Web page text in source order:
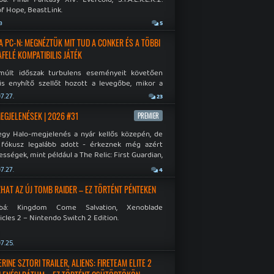
Hope, BeastLink.
5
PC-N: MEGNÉZTÜK MIT TUD A CONKER ÉS A TÖBBI
KOMPATIBILIS JÁTÉK
időszak turbulens eseményeit követően
enyhítő szellőt hozott a levegőbe, mikor a
bejelentette, hogy PC-re is kiterjesztik az
visszafelé kompatibilitást. Lássuk,
jutottak...
23
| 2026 #31 PREMIER
Halo-megjelenés a nyár kellős közepén, de
legalább adott - érkeznek még azért
mint például a The Relic: First Guardian,
Chronicles 2 és a Dispatch új átiratai vagy
a Mistfall Hunter
4
AZ ÚJ TOMB RAIDER – EZ TÖRTÉNT PÉNTEKEN
Kingdom Come Salvation, Xenoblade
2 – Nintendo Switch 2 Edition.
SZTORI TRAILER, ALIENS: FIRETEAM ELITE 2